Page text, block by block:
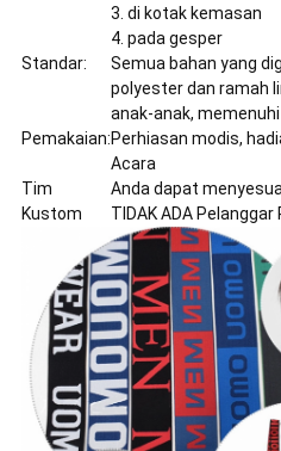
3. di kotak kemasan
4. pada gesper
Standar:
Semua bahan yang
polyester dan ramah
anak-anak, memenuhi
Pemakaian:Perhiasan modis,
Acara
Tim
Kustom
Anda dapat
TIDAK ADA Pelanggar